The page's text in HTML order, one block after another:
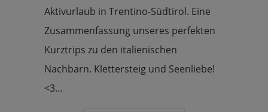
Aktivurlaub in Trentino-Südtirol. Eine
Zusammenfassung unseres perfekten
Kurztrips zu den italienischen
Nachbarn. Klettersteig und Seenliebe!
<3…